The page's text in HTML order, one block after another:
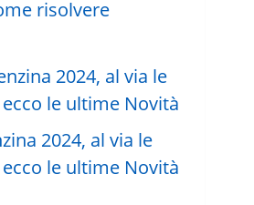
risolvere
2024, al via le
le ultime Novità